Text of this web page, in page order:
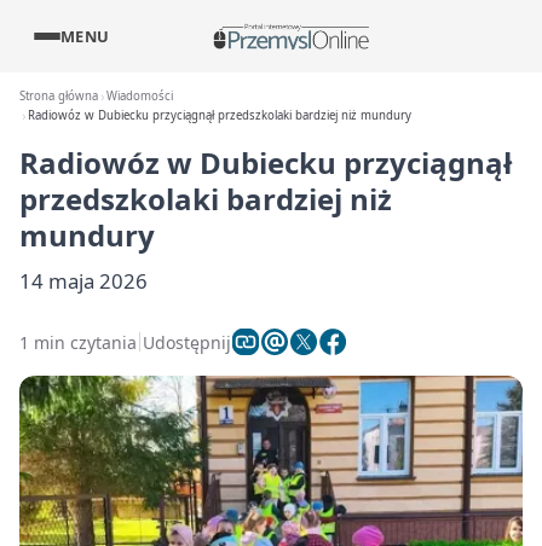
MENU
Strona główna Wiadomości
Radiowóz w Dubiecku przyciągnął przedszkolaki bardziej niż mundury
Radiowóz w Dubiecku przyciągnął
przedszkolaki bardziej niż
mundury
14 maja 2026
1 min czytania Udostępnij